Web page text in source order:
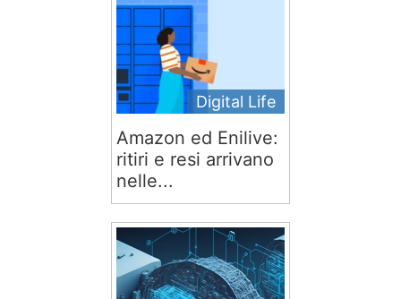
Digital Life
Amazon ed Enilive:
ritiri e resi arrivano
nelle...